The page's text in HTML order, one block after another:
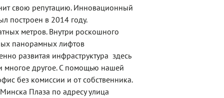
свою репутацию. Инновационный
построен в 2014 году.
метров. Внутри роскошного
панорамных лифтов
развитая инфраструктура  здесь
многое другое. С помощью нашей
без комиссии и от собственника.
Плаза по адресу улица